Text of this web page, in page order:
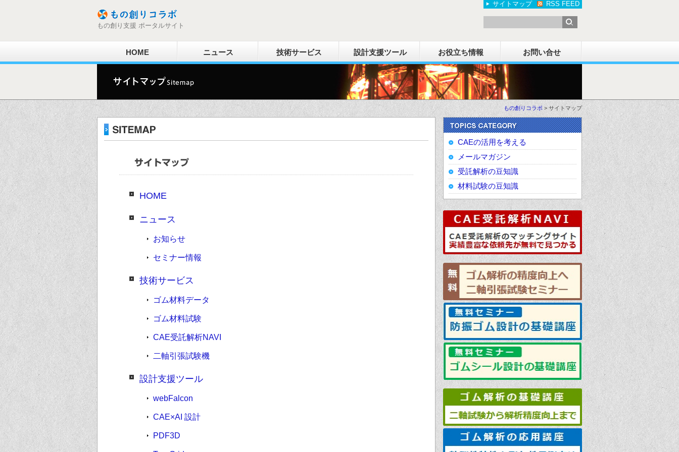
もの創り支援 ポータルサイト
サイトマップ RSS FEED
HOME ニュース 技術サービス 設計支援ツール お役立ち情報 お問い合せ
もの創りコラボ > サイトマップ
サイトマップ
HOME
ニュース
お知らせ
セミナー情報
技術サービス
ゴム材料データ
ゴム材料試験
CAE受託解析NAVI
二軸引張試験機
設計支援ツール
webFalcon
CAE×AI 設計
PDF3D
CAEの活用を考える
メールマガジン
受託解析の豆知識
材料試験の豆知識